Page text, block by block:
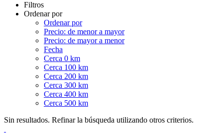
Filtros
Ordenar por
Ordenar por
Precio: de menor a mayor
Precio: de mayor a menor
Fecha
Cerca 0 km
Cerca 100 km
Cerca 200 km
Cerca 300 km
Cerca 400 km
Cerca 500 km
Sin resultados. Refinar la búsqueda utilizando otros criterios.